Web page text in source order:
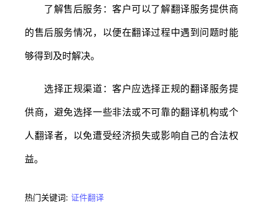
了解售后服务：客户可以了解翻译服务提供商
的售后服务情况，以便在翻译过程中遇到问题时能
够得到及时解决。
选择正规渠道：客户应选择正规的翻译服务提
供商，避免选择一些非法或不可靠的翻译机构或个
人翻译者，以免遭受经济损失或影响自己的合法权
益。
热门关键词: 证件翻译